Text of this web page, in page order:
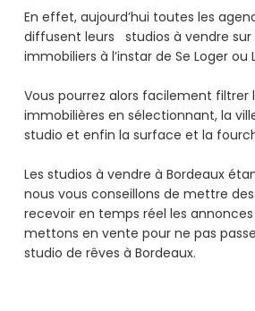
En effet, aujourd’hui toutes les
diffusent leurs studios à vendre sur
immobiliers à l’instar de Se Loger ou
Vous pourrez alors facilement filtrer
immobilières en sélectionnant, la
studio et enfin la surface et la
Les studios à vendre à Bordeaux
nous vous conseillons de mettre
recevoir en temps réel les
mettons en vente pour ne pas
studio de rêves à Bordeaux.